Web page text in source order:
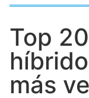
Top
más